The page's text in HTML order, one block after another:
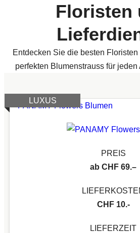
Floristen
Entdecken Sie die besten
perfekten Blumenstrauss für
LUXUS
PREIS
ab CHF 69.–
CHF 10.-
LIEFERZEIT